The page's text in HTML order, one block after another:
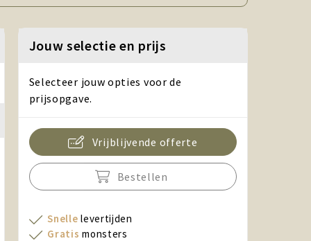
Jouw selectie en prijs
Selecteer jouw opties voor de
prijsopgave.
Vrijblijvende offerte
Bestellen
Snelle levertijden
Gratis monsters